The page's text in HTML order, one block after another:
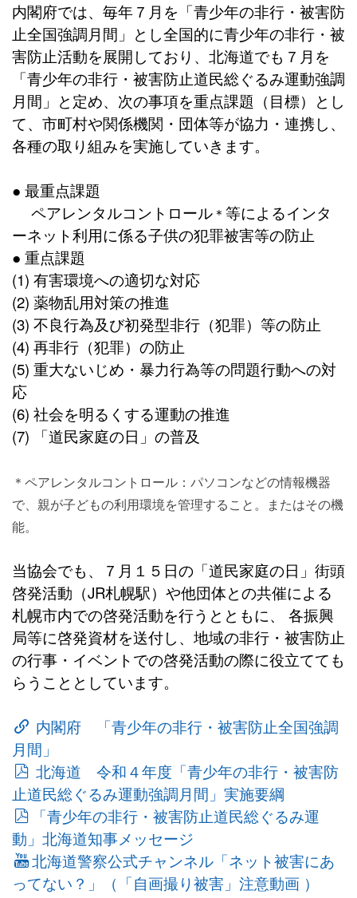
内閣府では、毎年７月を「青少年の非行・被害防
止全国強調月間」とし全国的に青少年の非行・被
害防止活動を展開しており、北海道でも７月を
「青少年の非行・被害防止道民総ぐるみ運動強調
月間」と定め、次の事項を重点課題（目標）とし
て、市町村や関係機関・団体等が協力・連携し、
各種の取り組みを実施していきます。
● 最重点課題
ペアレンタルコントロール ＊ 等によるインタ
ーネット利用に係る子供の犯罪被害等の防止
● 重点課題
(1) 有害環境への適切な対応
(2) 薬物乱用対策の推進
(3) 不良行為及び初発型非行（犯罪）等の防止
(4) 再非行（犯罪）の防止
(5) 重大ないじめ・暴力行為等の問題行動への対
応
(6) 社会を明るくする運動の推進
(7) 「道民家庭の日」の普及
＊ペアレンタルコントロール：パソコンなどの情報機器
で、親が子どもの利用環境を管理すること。またはその機
能。
当協会でも、７月１５日の「道民家庭の日」街頭
啓発活動（JR札幌駅）や他団体との共催による
札幌市内での啓発活動を行うとともに、 各振興
局等に啓発資材を送付し、地域の非行・被害防止
の行事・イベントでの啓発活動の際に役立てても
らうこととしています。
内閣府 「青少年の非行・被害防止全国強調
月間」
北海道 令和４年度「青少年の非行・被害防
止道民総ぐるみ運動強調月間」実施要綱
「青少年の非行・被害防止道民総ぐるみ運
動」北海道知事メッセージ
北海道警察公式チャンネル「ネット被害にあ
ってない？」（「自画撮り被害」注意動画 ）